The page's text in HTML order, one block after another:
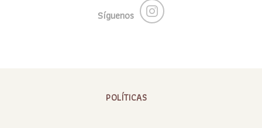
Síguenos
POLÍTICAS